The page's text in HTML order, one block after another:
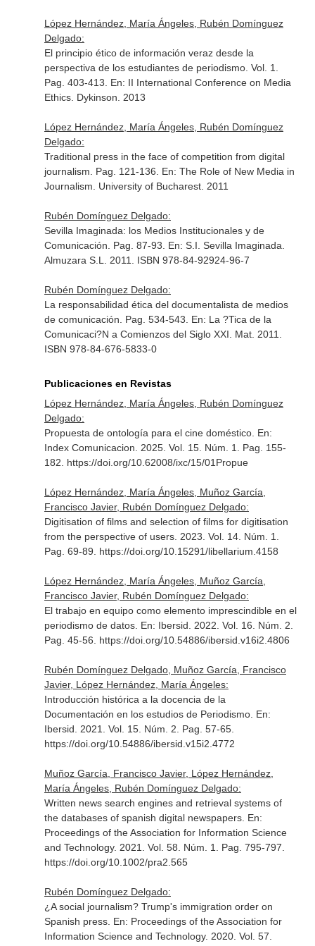
López Hernández, María Ángeles, Rubén Domínguez
Delgado:
El principio ético de información veraz desde la
perspectiva de los estudiantes de periodismo. Vol. 1.
Pag. 403-413. En: II International Conference on Media
Ethics. Dykinson. 2013
López Hernández, María Ángeles, Rubén Domínguez
Delgado:
Traditional press in the face of competition from digital
journalism. Pag. 121-136. En: The Role of New Media in
Journalism . University of Bucharest. 2011
Rubén Domínguez Delgado:
Sevilla Imaginada: los Medios Institucionales y de
Comunicación. Pag. 87-93. En: S.I. Sevilla Imaginada
Almuzara S.L. 2011. ISBN 978-84-92924-96-7
Rubén Domínguez Delgado:
La responsabilidad ética del documentalista de medios
de comunicación. Pag. 534-543. En: La ?Tica de la
Comunicaci?N a Comienzos del Siglo XXI . Mat. 2011.
ISBN 978-84-676-5833-0
Publicaciones en Revistas
López Hernández, María Ángeles, Rubén Domínguez
Delgado:
Propuesta de ontología para el cine doméstico. En:
Index Comunicacion . 2025. Vol. 15. Núm. 1. Pag. 155-
182. https://doi.org/10.62008/ixc/15/01Propue
López Hernández, María Ángeles, Muñoz García,
Francisco Javier, Rubén Domínguez Delgado:
Digitisation of films and selection of films for digitisation
from the perspective of users. 2023. Vol. 14. Núm. 1.
Pag. 69-89. https://doi.org/10.15291/libellarium.4158
López Hernández, María Ángeles, Muñoz García,
Francisco Javier, Rubén Domínguez Delgado:
El trabajo en equipo como elemento imprescindible en el
periodismo de datos. En: Ibersid . 2022. Vol. 16. Núm. 2.
Pag. 45-56. https://doi.org/10.54886/ibersid.v16i2.4806
Rubén Domínguez Delgado, Muñoz García, Francisco
Javier, López Hernández, María Ángeles:
Introducción histórica a la docencia de la
Documentación en los estudios de Periodismo. En:
Ibersid . 2021. Vol. 15. Núm. 2. Pag. 57-65.
https://doi.org/10.54886/ibersid.v15i2.4772
Muñoz García, Francisco Javier, López Hernández,
María Ángeles, Rubén Domínguez Delgado:
Written news search engines and retrieval systems of
the databases of spanish digital newspapers. En:
Proceedings of the Association for Information Science
and Technology. 2021. Vol. 58. Núm. 1. Pag. 795-797.
https://doi.org/10.1002/pra2.565
Rubén Domínguez Delgado:
¿A social journalism? Trump's immigration order on
Spanish press. En: Proceedings of the Association for
Information Science and Technology. 2020. Vol. 57.